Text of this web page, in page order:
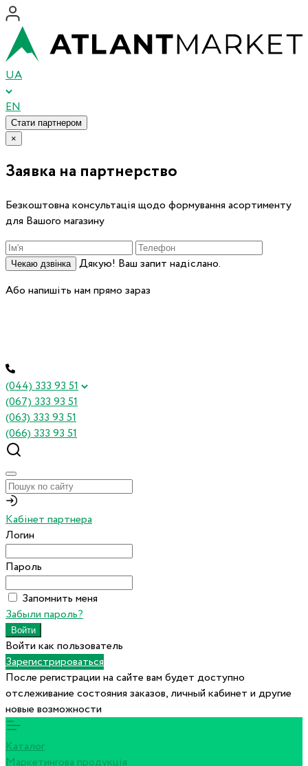
UA
EN
Стати партнером
×
Заявка на партнерство
Безкоштовна консультація щодо формування асортименту
для Вашого магазину
Чекаю дзвінка
Дякую! Ваш запит надіслано.
Або напишіть нам прямо зараз
(044) 333 93 51
(067) 333 93 51
(063) 333 93 51
(066) 333 93 51
Кабінет партнера
Логин
Пароль
Запомнить меня
Забыли пароль?
Войти как пользователь
Зарегистрироваться
После регистрации на сайте вам будет доступно
отслеживание состояния заказов, личный кабинет и другие
новые возможности
Каталог
Маркетингова продукція